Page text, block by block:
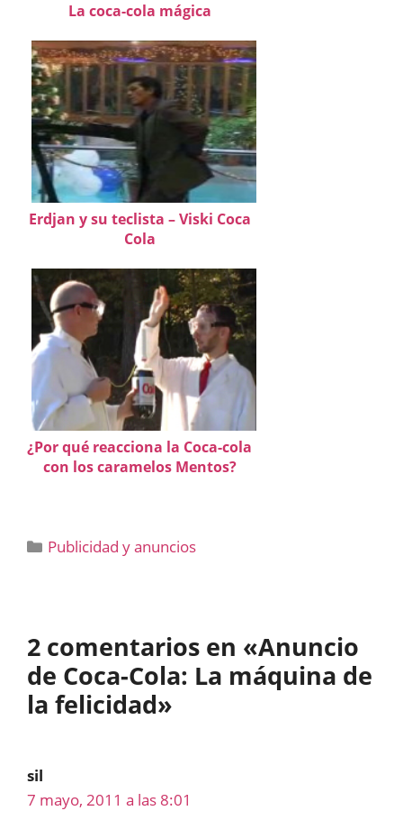
La coca-cola mágica
Erdjan y su teclista – Viski Coca
Cola
¿Por qué reacciona la Coca-cola
con los caramelos Mentos?
Categorías
Publicidad y anuncios
2 comentarios en «Anuncio
de Coca-Cola: La máquina de
la felicidad»
sil
7 mayo, 2011 a las 8:01